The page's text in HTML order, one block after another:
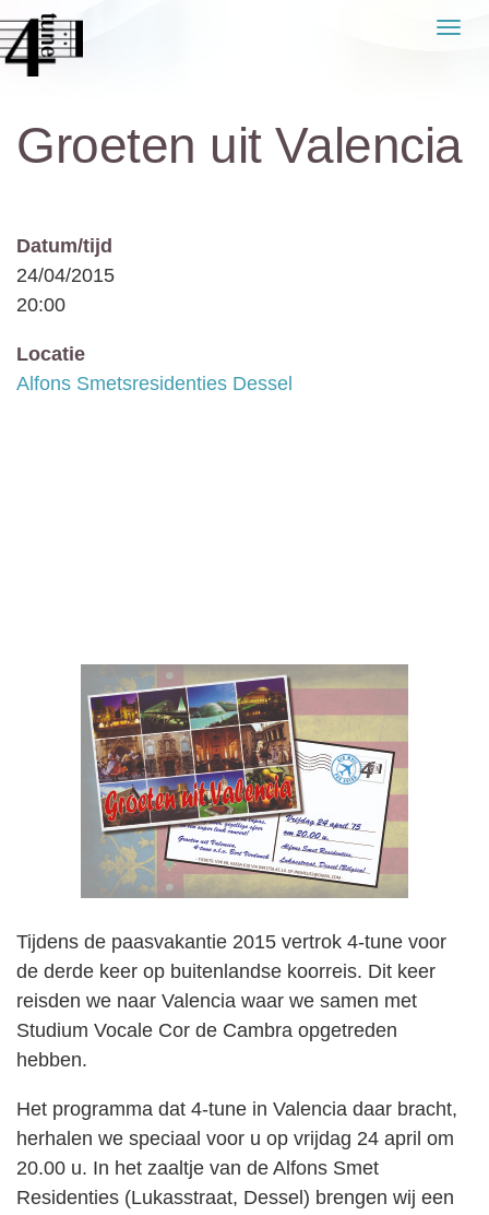
Naar
de
inhoud
Groeten uit Valencia
Datum/tijd
24/04/2015
20:00
Locatie
Alfons Smetsresidenties Dessel
Tijdens de paasvakantie 2015 vertrok 4-tune voor
de derde keer op buitenlandse koorreis. Dit keer
reisden we naar Valencia waar we samen met
Studium Vocale Cor de Cambra opgetreden
hebben.
Het programma dat 4-tune in Valencia daar bracht,
herhalen we speciaal voor u op vrijdag 24 april om
20.00 u. In het zaaltje van de Alfons Smet
Residenties (Lukasstraat, Dessel) brengen wij een